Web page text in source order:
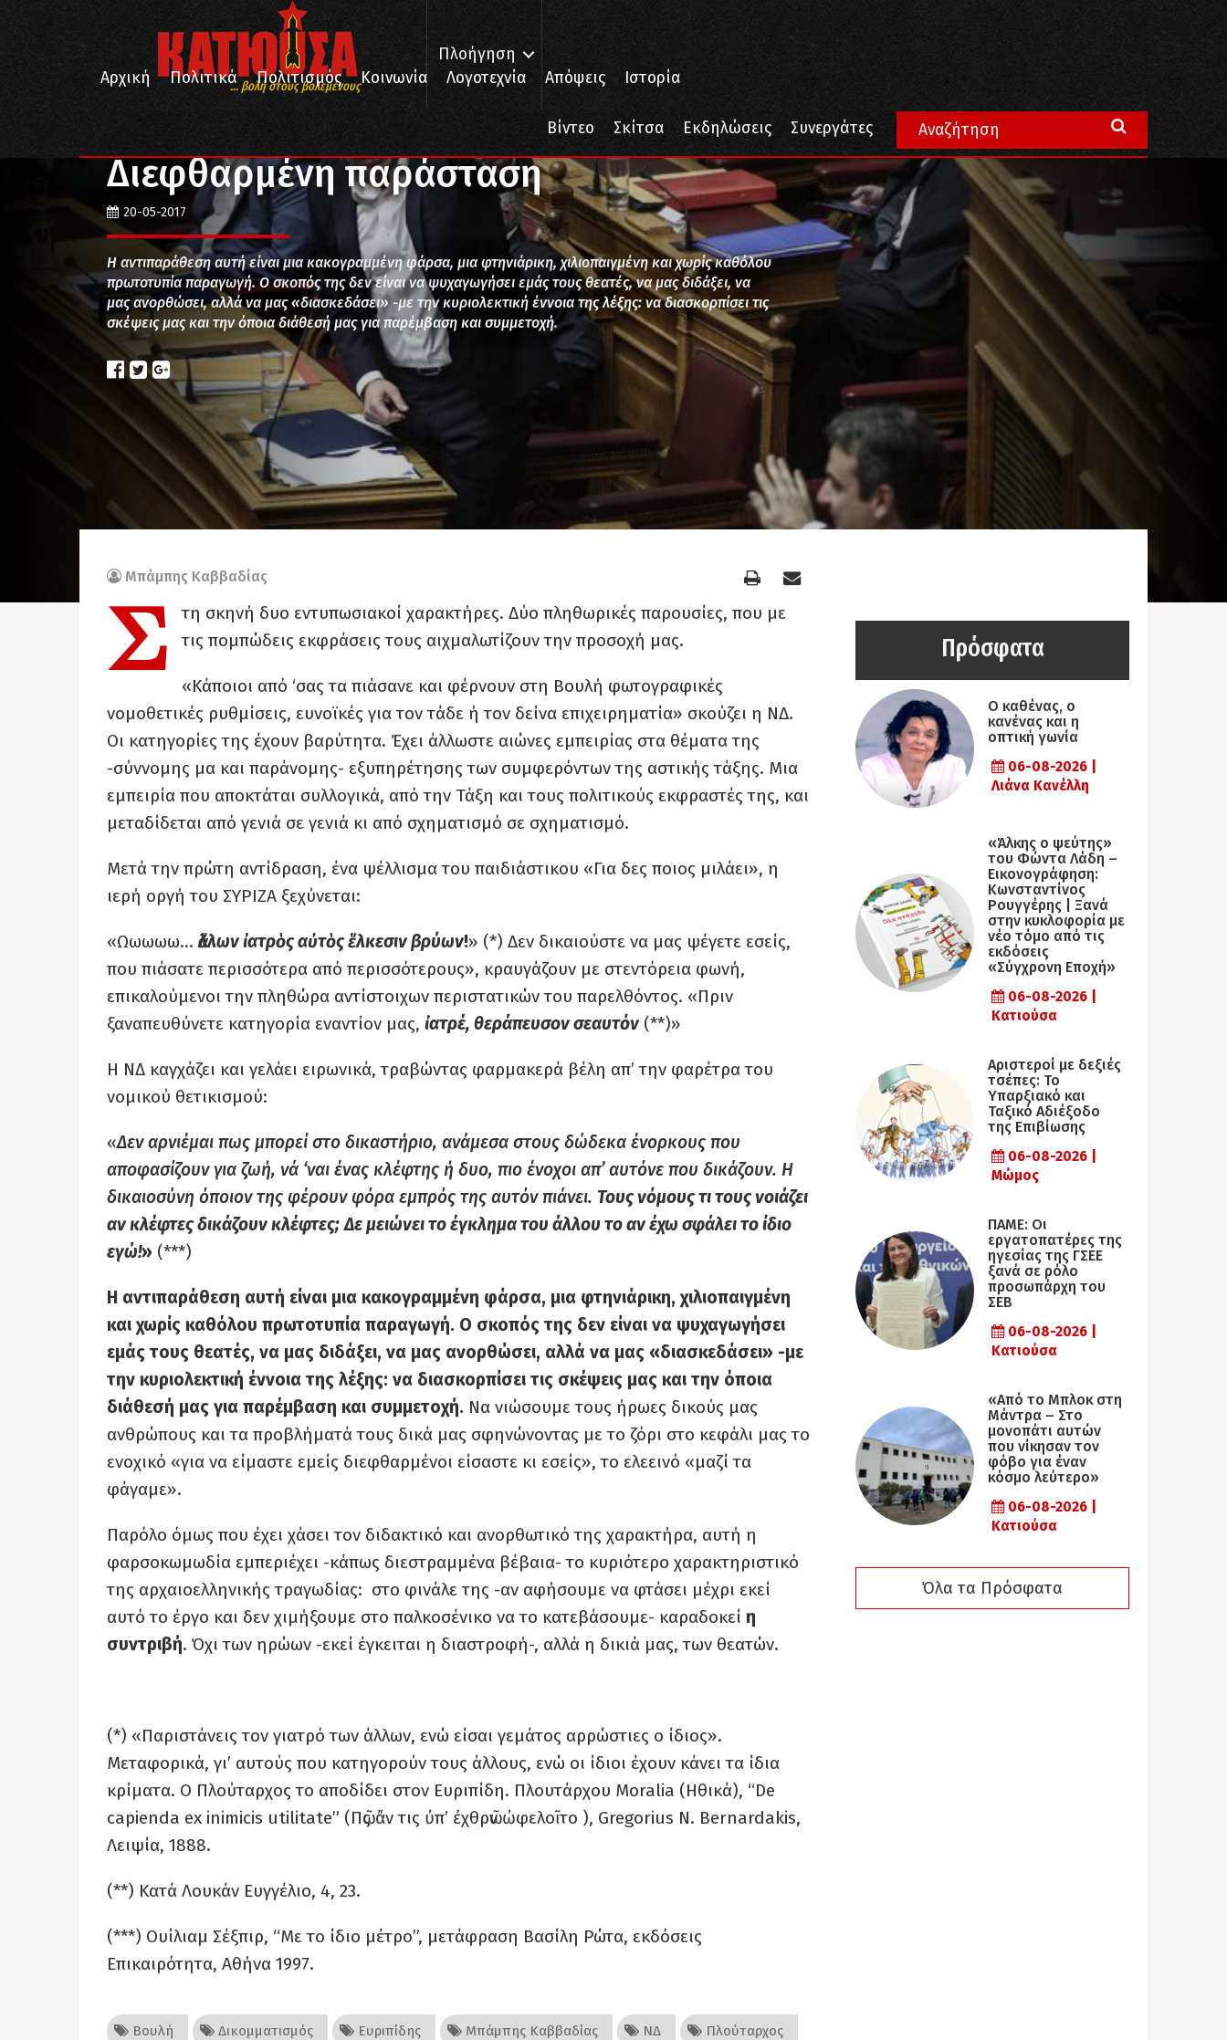
... βολή στους βολεμένους
Πλοήγηση
Αρχική
Πολιτικά Πολιτισμός Κοινωνία Λογοτεχνία Απόψεις Ιστορία
Βίντεο Σκίτσα Εκδηλώσεις Συνεργάτες
Απόψεις
Διεφθαρμένη παράσταση
20-05-2017
Η αντιπαράθεση αυτή είναι μια κακογραμμένη φάρσα, μια φτηνιάρικη, χιλιοπαιγμένη και χωρίς καθόλου
πρωτοτυπία παραγωγή. Ο σκοπός της δεν είναι να ψυχαγωγήσει εμάς τους θεατές, να μας διδάξει, να
μας ανορθώσει, αλλά να μας «διασκεδάσει» -με την κυριολεκτική έννοια της λέξης: να διασκορπίσει τις
σκέψεις μας και την όποια διάθεσή μας για παρέμβαση και συμμετοχή.
Μπάμπης Καββαδίας
Σ
τη σκηνή δυο εντυπωσιακοί χαρακτήρες. Δύο πληθωρικές παρουσίες, που με
τις πομπώδεις εκφράσεις τους αιχμαλωτίζουν την προσοχή μας.
«Κάποιοι από ‘σας τα πιάσανε και φέρνουν στη Βουλή φωτογραφικές
νομοθετικές ρυθμίσεις, ευνοϊκές για τον τάδε ή τον δείνα επιχειρηματία» σκούζει η ΝΔ.
Οι κατηγορίες της έχουν βαρύτητα. Έχει άλλωστε αιώνες εμπειρίας στα θέματα της
-σύννομης μα και παράνομης- εξυπηρέτησης των συμφερόντων της αστικής τάξης. Μια
εμπειρία που αποκτάται συλλογικά, από την Τάξη και τους πολιτικούς εκφραστές της, και
μεταδίδεται από γενιά σε γενιά κι από σχηματισμό σε σχηματισμό.
Μετά την πρώτη αντίδραση, ένα ψέλλισμα του παιδιάστικου «Για δες ποιος μιλάει», η
ιερή οργή του ΣΥΡΙΖΑ ξεχύνεται:
«Ωωωωω…ἄλλων ἰατρὸς αὐτὸς ἕλκεσιν βρύων!» (*) Δεν δικαιούστε να μας ψέγετε εσείς,
που πιάσατε περισσότερα από περισσότερους», κραυγάζουν με στεντόρεια φωνή,
επικαλούμενοι την πληθώρα αντίστοιχων περιστατικών του παρελθόντος. «Πριν
ξαναπευθύνετε κατηγορία εναντίον μας, ἰατρέ, θεράπευσον σεαυτόν (**)»
Η ΝΔ καγχάζει και γελάει ειρωνικά, τραβώντας φαρμακερά βέλη απ’ την φαρέτρα του
νομικού θετικισμού:
«Δεν αρνιέμαι πως μπορεί στο δικαστήριο, ανάμεσα στους δώδεκα ένορκους που
αποφασίζουν για ζωή, νά ‘ναι ένας κλέφτης ή δυο, πιο ένοχοι απ’ αυτόνε που δικάζουν. Η
δικαιοσύνη όποιον της φέρουν φόρα εμπρός της αυτόν πιάνει. Τους νόμους τι τους νοιάζει
αν κλέφτες δικάζουν κλέφτες; Δε μειώνει το έγκλημα του άλλου το αν έχω σφάλει το ίδιο
εγώ!» (***)
Η αντιπαράθεση αυτή είναι μια κακογραμμένη φάρσα, μια φτηνιάρικη, χιλιοπαιγμένη
και χωρίς καθόλου πρωτοτυπία παραγωγή. Ο σκοπός της δεν είναι να ψυχαγωγήσει
εμάς τους θεατές, να μας διδάξει, να μας ανορθώσει, αλλά να μας «διασκεδάσει» -με
την κυριολεκτική έννοια της λέξης: να διασκορπίσει τις σκέψεις μας και την όποια
διάθεσή μας για παρέμβαση και συμμετοχή. Να νιώσουμε τους ήρωες δικούς μας
ανθρώπους και τα προβλήματά τους δικά μας σφηνώνοντας με το ζόρι στο κεφάλι μας το
ενοχικό «για να είμαστε εμείς διεφθαρμένοι είσαστε κι εσείς», το ελεεινό «μαζί τα
φάγαμε».
Παρόλο όμως που έχει χάσει τον διδακτικό και ανορθωτικό της χαρακτήρα, αυτή η
φαρσοκωμωδία εμπεριέχει -κάπως διεστραμμένα βέβαια- το κυριότερο χαρακτηριστικό
της αρχαιοελληνικής τραγωδίας: στο φινάλε της -αν αφήσουμε να φτάσει μέχρι εκεί
αυτό το έργο και δεν χιμήξουμε στο παλκοσένικο να το κατεβάσουμε- καραδοκεί η
συντριβή. Όχι των ηρώων -εκεί έγκειται η διαστροφή-, αλλά η δικιά μας, των θεατών.
(*) «Παριστάνεις τον γιατρό των άλλων, ενώ είσαι γεμάτος αρρώστιες ο ίδιος».
Μεταφορικά, γι’ αυτούς που κατηγορούν τους άλλους, ενώ οι ίδιοι έχουν κάνει τα ίδια
κρίματα. Ο Πλούταρχος το αποδίδει στον Ευριπίδη. Πλουτάρχου Moralia (Ηθικά), “De
capienda ex inimicis utilitate” (Πῶς ἄν τις ὐπ’ ἐχθρῶν ὠφελοῖτο ), Gregorius N. Bernardakis,
Λειψία, 1888.
(**) Κατά Λουκάν Ευγγέλιο, 4, 23.
(***) Ουίλιαμ Σέξπιρ, “Με το ίδιο μέτρο”, μετάφραση Βασίλη Ρώτα, εκδόσεις
Επικαιρότητα, Αθήνα 1997.
Βουλή Δικομματισμός Ευριπίδης Μπάμπης Καββαδίας ΝΔ Πλούταρχος
Πρόσφατα
Ο καθένας, ο
κανένας και η
οπτική γωνία
06-08-2026 |
Λιάνα Κανέλλη
«Άλκης ο ψεύτης»
του Φώντα Λάδη –
Εικονογράφηση:
Κωνσταντίνος
Ρουγγέρης | Ξανά
στην κυκλοφορία με
νέο τόμο από τις
εκδόσεις
«Σύγχρονη Εποχή»
06-08-2026 |
Κατιούσα
Αριστεροί με δεξιές
τσέπες: Το
Υπαρξιακό και
Ταξικό Αδιέξοδο
της Επιβίωσης
06-08-2026 |
Μώμος
ΠΑΜΕ: Οι
εργατοπατέρες της
ηγεσίας της ΓΣΕΕ
ξανά σε ρόλο
προσωπάρχη του
ΣΕΒ
06-08-2026 |
Κατιούσα
«Από το Μπλοκ στη
Μάντρα – Στο
μονοπάτι αυτών
που νίκησαν τον
φόβο για έναν
κόσμο λεύτερο»
06-08-2026 |
Κατιούσα
Όλα τα Πρόσφατα